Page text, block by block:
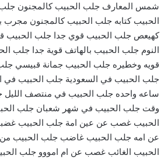
شمس المعارف جلب الحبيب كالمجنون
الحبيب كتابه جلب الحبيب كالمجنون مجرب
كهيعص جلب الحبيب قوي جدا جلب الحبيب
النوم جلب الحبيب بالهاتف قوية جدا جلب
قويه وخطيره جلب الحبيب جمانة قبيسي
جلب الحبيب في السعودية جلب الحبيب في
ساعه واحده جلب الحبيب في منتصف
وقت جلب الحبيب في شهر شعبان جلب
الحبيب غصب عن عين امة جلب الحبيب
عن امه جلب الحبيب غاضب جلب الحبيب من
الحبيب الغائب غصب عن ام امووو جلب